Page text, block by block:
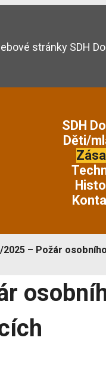
stránky SDH
SDH
Děti/
2025 – Požár